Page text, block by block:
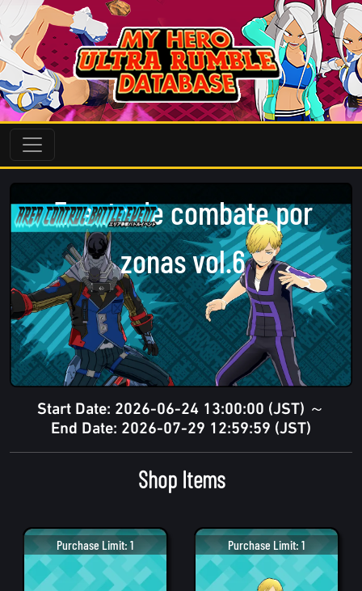
Evento de combate por
zonas vol.6
Start Date: 2026-06-24 13:00:00 (JST) ～
End Date: 2026-07-29 12:59:59 (JST)
Shop Items
Purchase Limit: 1 Purchase Limit: 1